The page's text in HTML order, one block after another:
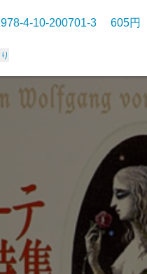
4-10-200701-3 605円